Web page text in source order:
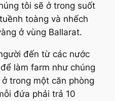
tôi sẽ ở trong suốt
toàng và nhếch
ở vùng Ballarat.
đến từ các nước
làm farm như chúng
trong một căn phòng
đứa phải trả 10